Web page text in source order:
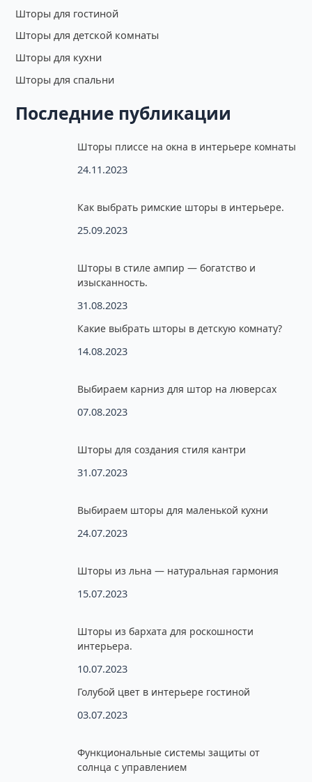
Шторы для гостиной
Шторы для детской комнаты
Шторы для кухни
Шторы для спальни
Последние публикации
Шторы плиссе на окна в интерьере комнаты
24.11.2023
Как выбрать римские шторы в интерьере.
25.09.2023
Шторы в стиле ампир — богатство и
изысканность.
31.08.2023
Какие выбрать шторы в детскую комнату?
14.08.2023
Выбираем карниз для штор на люверсах
07.08.2023
Шторы для создания стиля кантри
31.07.2023
Выбираем шторы для маленькой кухни
24.07.2023
Шторы из льна — натуральная гармония
15.07.2023
Шторы из бархата для роскошности
интерьера.
10.07.2023
Голубой цвет в интерьере гостиной
03.07.2023
Функциональные системы защиты от
солнца с управлением